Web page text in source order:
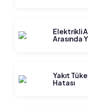
Elektrikli
Arasında
Yakıt
Hatası